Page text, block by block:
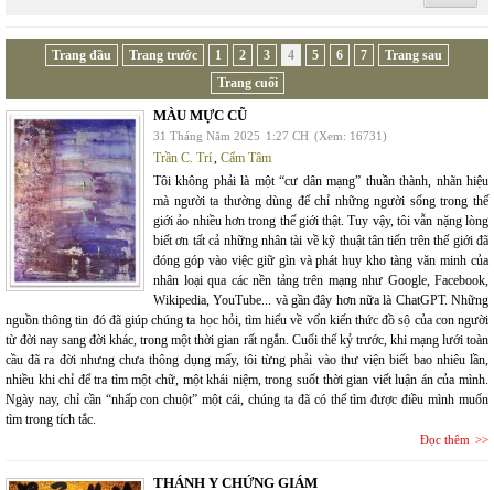
Trang đầu Trang trước 1 2 3 4 5 6 7
Trang sau
Trang cuối
MÀU MỰC CŨ
31 Tháng Năm 2025 1:27 CH (Xem: 16731)
Trần C. Trí, Cẩm Tâm
Tôi không phải là một “cư dân mạng” thuần thành, nhãn hiệu
mà người ta thường dùng để chỉ những người sống trong thế
giới ảo nhiều hơn trong thế giới thật. Tuy vậy, tôi vẫn nặng lòng
biết ơn tất cả những nhân tài về kỹ thuật tân tiến trên thế giới đã
đóng góp vào việc giữ gìn và phát huy kho tàng văn minh của
nhân loại qua các nền tảng trên mạng như Google, Facebook,
Wikipedia, YouTube... và gần đây hơn nữa là ChatGPT. Những
nguồn thông tin đó đã giúp chúng ta học hỏi, tìm hiểu về vốn kiến thức đồ sộ của con người
từ đời nay sang đời khác, trong một thời gian rất ngắn. Cuối thế kỷ trước, khi mạng lưới toàn
cầu đã ra đời nhưng chưa thông dụng mấy, tôi từng phải vào thư viện biết bao nhiêu lần,
nhiều khi chỉ để tra tìm một chữ, một khái niệm, trong suốt thời gian viết luận án của mình.
Ngày nay, chỉ cần “nhấp con chuột” một cái, chúng ta đã có thể tìm được điều mình muốn
tìm trong tích tắc.
Đọc thêm
THÁNH Y CHỨNG GIÁM